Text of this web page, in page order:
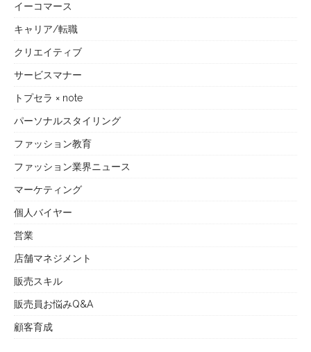
イーコマース
キャリア/転職
クリエイティブ
サービスマナー
トプセラ × note
パーソナルスタイリング
ファッション教育
ファッション業界ニュース
マーケティング
個人バイヤー
営業
店舗マネジメント
販売スキル
販売員お悩みQ&A
顧客育成